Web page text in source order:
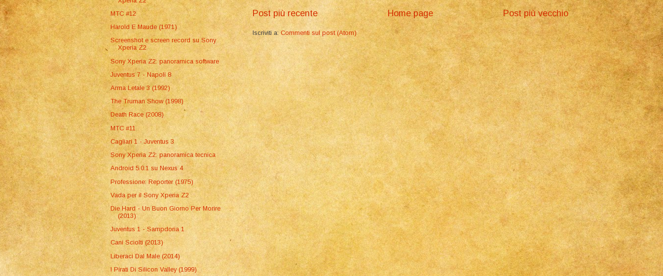
Post più recente Post più vecchio
Home page
Iscriviti a:Commenti sul post (Atom)
MTC #12
Harold E Maude (1971)
Screenshot e screen record su Sony
Xperia Z2
Sony Xperia Z2: panoramica software
Juventus 7 - Napoli 8
Arma Letale 3 (1992)
The Truman Show (1998)
Death Race (2008)
MTC #11
Cagliari 1 - Juventus 3
Sony Xperia Z2: panoramica tecnica
Android 5.0.1 su Nexus 4
Professione: Reporter (1975)
Vada per il Sony Xperia Z2
Die Hard - Un Buon Giorno Per Morire
(2013)
Juventus 1 - Sampdoria 1
Cani Sciolti (2013)
Liberaci Dal Male (2014)
I Pirati Di Silicon Valley (1999)